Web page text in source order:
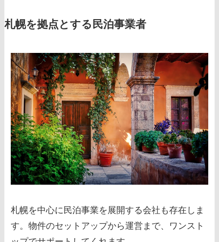
札幌を拠点とする民泊事業者
札幌を中心に民泊事業を展開する会社も存在しま
す。物件のセットアップから運営まで、ワンスト